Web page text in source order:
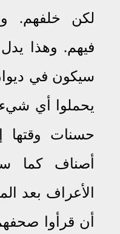
لكن خلفهم.
فيهم. وهذا
سيكون في
يحملوا أي
حسنات وقتها
أصناف كما
الأعراف بعد
أن قرأوا